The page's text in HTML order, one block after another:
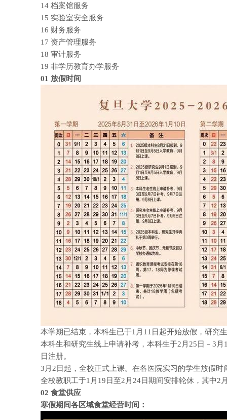
14 档案馆服务
15 实验室安全服务
16 财务服务
17 资产管理服务
18 审计服务
19 非学历教育办学服务
01 放假时间
本学期已结束，本科生已于1月11日起开始放假，研究
本科生和研究生线上申请补考，本科生于2月25日－3
日注册。
3月2日起，全校正式上课。在各医院实习的学生放假
全校教职工于1月19日至2月24日期间安排轮休，其中2
02 食堂供应
寒假期间各区域食堂经营时间：